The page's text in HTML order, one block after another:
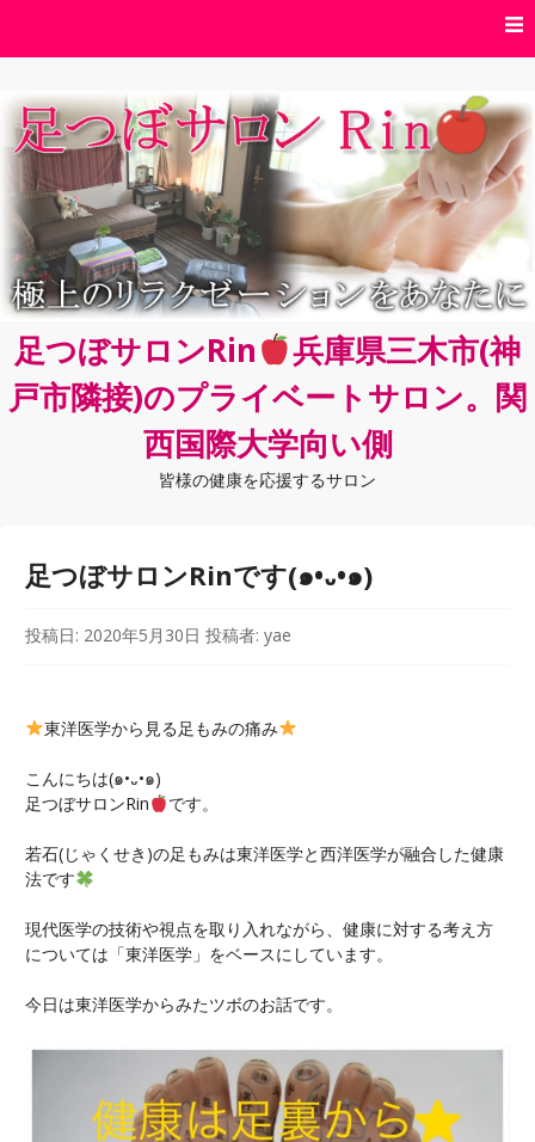
ン
ツ
へ
ス
キ
ッ
プ
足つぼサロンRin
兵庫県三木市(神
戸市隣接)のプライベートサロン。関
西国際大学向い側
皆様の健康を応援するサロン
足つぼサロンRinです(๑•᎑•๑)
投稿日: 2020年5月30日 投稿者:yae
東洋医学から見る足もみの痛み
こんにちは(๑•᎑•๑)
足つぼサロンRin
です。
若石(じゃくせき)の足もみは東洋医学と西洋医学が融合した健康
法です
現代医学の技術や視点を取り入れながら、健康に対する考え方
については「東洋医学」をベースにしています。
今日は東洋医学からみたツボのお話です。